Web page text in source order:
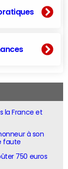
la France et
à son
faute
750 euros